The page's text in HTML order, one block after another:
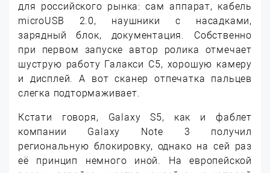
для российского рынка: сам аппарат, кабель
microUSB 2.0, наушники с насадками,
зарядный блок, документация. Собственно
при первом запуске автор ролика отмечает
шуструю работу Галакси С5, хорошую камеру
и дисплей. А вот сканер отпечатка пальцев
слегка подтормаживает.
Кстати говоря, Galaxy S5, как и фаблет
компании Galaxy Note 3 получил
региональную блокировку, однако на сей раз
её принцип немного иной. На европейской